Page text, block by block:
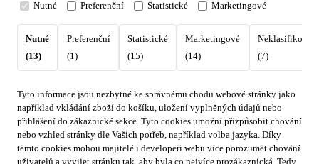
Nutné Preferenční Statistické Marketingové
Nutné
(13)
Preferenční
(1)
Statistické
(15)
Marketingové
(14)
(7)
Tyto informace jsou nezbytné ke správnému chodu webové stránky jako
například vkládání zboží do košíku, uložení vyplněných údajů nebo
přihlášení do zákaznické sekce. Tyto cookies umožní přizpůsobit chování
nebo vzhled stránky dle Vašich potřeb, například volba jazyka. Díky
těmto cookies mohou majitelé i developeři webu více porozumět chování
uživatelů a vyvijet stránku tak, aby byla co nejvíce prozákaznická. Tedy